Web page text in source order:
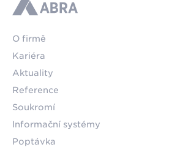
ABRA
O firmě
Kariéra
Aktuality
Reference
Soukromí
Informační systémy
Poptávka